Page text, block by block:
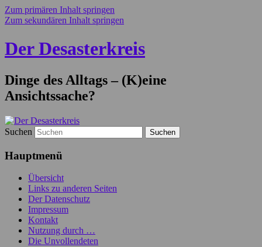
Zum primären Inhalt springen
Zum sekundären Inhalt springen
Der Desasterkreis
Dinge des Alltags – (K)eine
Ansichtssache?
Suchen
Hauptmenü
Übersicht
Links zu anderen Seiten
Der Datenschutz
Impressum
Kontakt
Nutzung durch …
Die Unvollendeten